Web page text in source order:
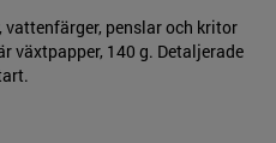
penslar och kritor
växtpapper, 140 g. Detaljerade